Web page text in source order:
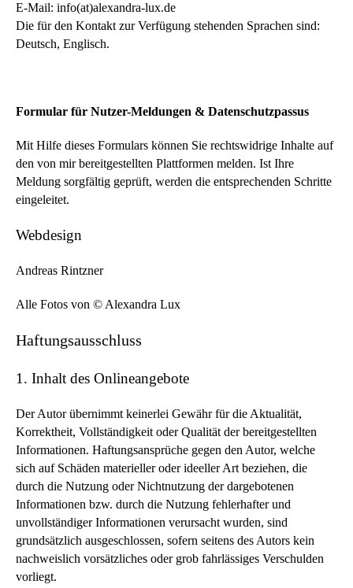
E-Mail: info(at)alexandra-lux.de
Die für den Kontakt zur Verfügung stehenden Sprachen sind:
Deutsch, Englisch.
Formular für Nutzer-Meldungen & Datenschutzpassus
Mit Hilfe dieses Formulars können Sie rechtswidrige Inhalte auf
den von mir bereitgestellten Plattformen melden. Ist Ihre
Meldung sorgfältig geprüft, werden die entsprechenden Schritte
eingeleitet.
Webdesign
Andreas Rintzner
Alle Fotos von © Alexandra Lux
Haftungsausschluss
1. Inhalt des Onlineangebote
Der Autor übernimmt keinerlei Gewähr für die Aktualität,
Korrektheit, Vollständigkeit oder Qualität der bereitgestellten
Informationen. Haftungsansprüche gegen den Autor, welche
sich auf Schäden materieller oder ideeller Art beziehen, die
durch die Nutzung oder Nichtnutzung der dargebotenen
Informationen bzw. durch die Nutzung fehlerhafter und
unvollständiger Informationen verursacht wurden, sind
grundsätzlich ausgeschlossen, sofern seitens des Autors kein
nachweislich vorsätzliches oder grob fahrlässiges Verschulden
vorliegt.